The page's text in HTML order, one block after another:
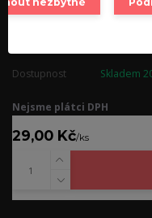
Pilník zebra půlměsíc, - ISO -
Dostupnost Skladem
Nejsme plátci DPH
29,00 Kč/ks